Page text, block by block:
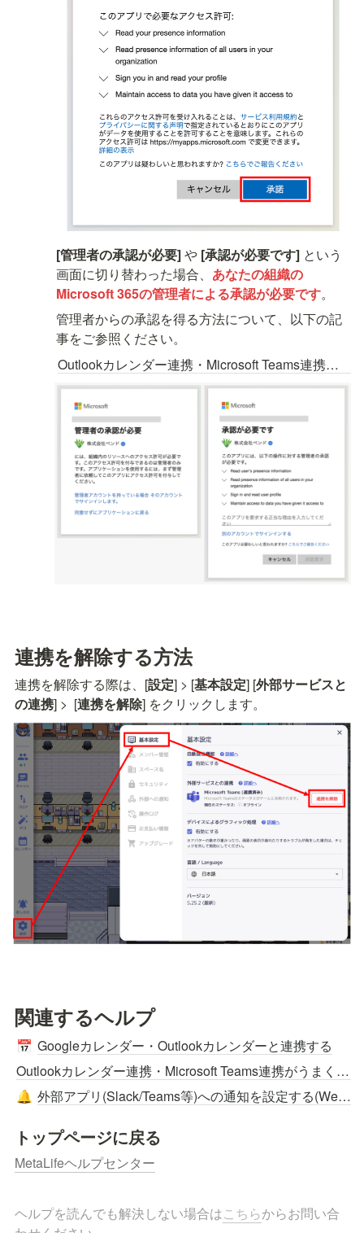
[管理者の承認が必要] や [承認が必要です] という
画面に切り替わった場合、 あなたの組織の
Microsoft 365の管理者による承認が必要です。
管理者からの承認を得る方法について、以下の記
事をご参照ください。
Outlookカレンダー連携・Microsoft Teams連携がうまくできない場合
連携を解除する方法
連携を解除する際は、[設定] > [基本設定] [外部サービスと
の連携] >  [連携を解除] をクリックします。
関連するヘルプ
📅 Googleカレンダー・Outlookカレンダーと連携する
Outlookカレンダー連携・Microsoft Teams連携がうまくできない場合
🔔 外部アプリ(Slack/Teams等)への通知を設定する(Webhook)
トップページに戻る
MetaLifeヘルプセンター
ヘルプを読んでも解決しない場合はこちらからお問い合